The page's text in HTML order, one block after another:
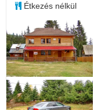
Étkezés nélkül